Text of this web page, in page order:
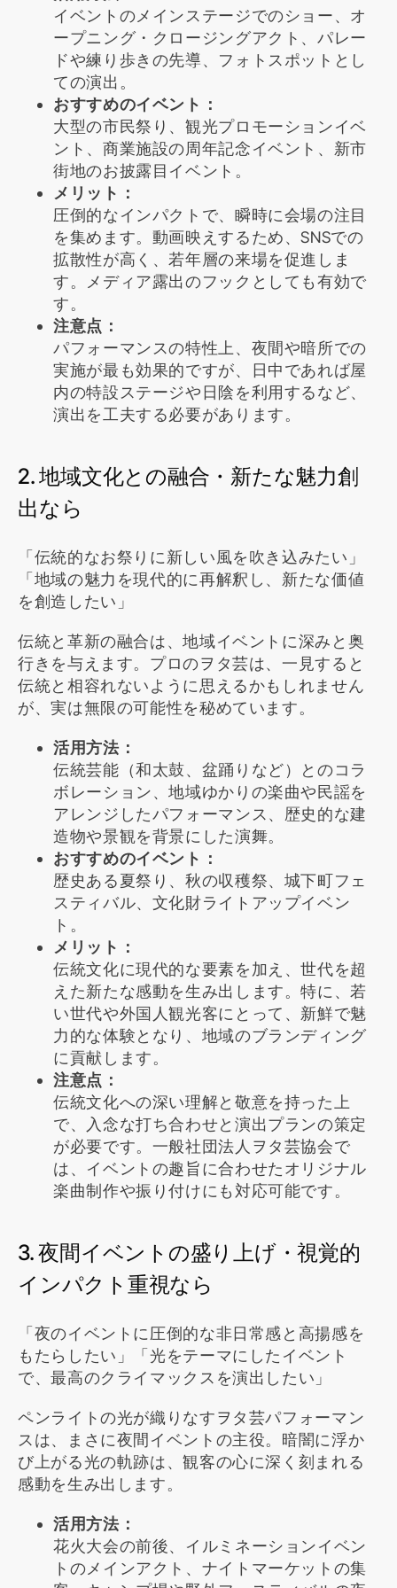
イベントのメインステージでのショー、オ
ープニング・クロージングアクト、パレー
ドや練り歩きの先導、フォトスポットとし
ての演出。
おすすめのイベント：
大型の市民祭り、観光プロモーションイベ
ント、商業施設の周年記念イベント、新市
街地のお披露目イベント。
メリット：
圧倒的なインパクトで、瞬時に会場の注目
を集めます。動画映えするため、SNSでの
拡散性が高く、若年層の来場を促進しま
す。メディア露出のフックとしても有効で
す。
注意点：
パフォーマンスの特性上、夜間や暗所での
実施が最も効果的ですが、日中であれば屋
内の特設ステージや日陰を利用するなど、
演出を工夫する必要があります。
2. 地域文化との融合・新たな魅力創
出なら
「伝統的なお祭りに新しい風を吹き込みたい」
「地域の魅力を現代的に再解釈し、新たな価値
を創造したい」
伝統と革新の融合は、地域イベントに深みと奥
行きを与えます。プロのヲタ芸は、一見すると
伝統と相容れないように思えるかもしれません
が、実は無限の可能性を秘めています。
活用方法：
伝統芸能（和太鼓、盆踊りなど）とのコラ
ボレーション、地域ゆかりの楽曲や民謡を
アレンジしたパフォーマンス、歴史的な建
造物や景観を背景にした演舞。
おすすめのイベント：
歴史ある夏祭り、秋の収穫祭、城下町フェ
スティバル、文化財ライトアップイベン
ト。
メリット：
伝統文化に現代的な要素を加え、世代を超
えた新たな感動を生み出します。特に、若
い世代や外国人観光客にとって、新鮮で魅
力的な体験となり、地域のブランディング
に貢献します。
注意点：
伝統文化への深い理解と敬意を持った上
で、入念な打ち合わせと演出プランの策定
が必要です。一般社団法人ヲタ芸協会で
は、イベントの趣旨に合わせたオリジナル
楽曲制作や振り付けにも対応可能です。
3. 夜間イベントの盛り上げ・視覚的
インパクト重視なら
「夜のイベントに圧倒的な非日常感と高揚感を
もたらしたい」「光をテーマにしたイベント
で、最高のクライマックスを演出したい」
ペンライトの光が織りなすヲタ芸パフォーマン
スは、まさに夜間イベントの主役。暗闇に浮か
び上がる光の軌跡は、観客の心に深く刻まれる
感動を生み出します。
活用方法：
花火大会の前後、イルミネーションイベン
トのメインアクト、ナイトマーケットの集